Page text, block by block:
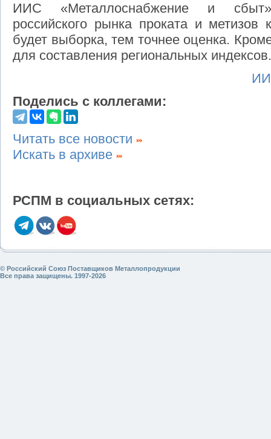
ИИС «Металлоснабжение и сбыт»
российского рынка проката и
будет выборка, тем точнее оценка.
для составления региональных индексов.
Поделись с коллегами:
Читать все новости
Искать в архиве
РСПМ в социальных сетях:
© Российский Союз Поставщиков Металлопродукции
Все права защищены. 1997-2026